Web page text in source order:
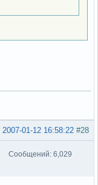
#28
2007-01-12 16:58:22
Сообщений: 6,029